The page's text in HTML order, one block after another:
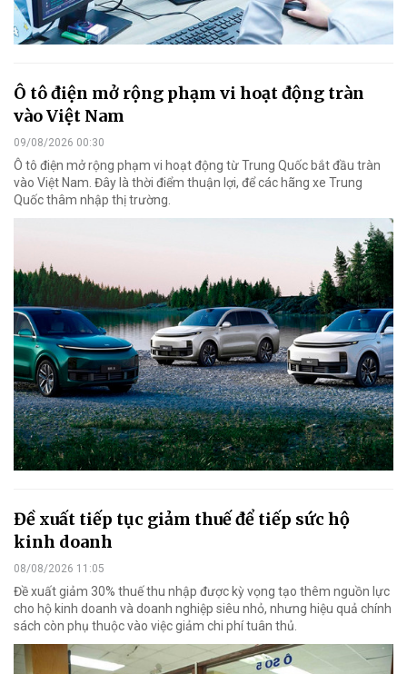
Ô tô điện mở rộng phạm vi hoạt động tràn
vào Việt Nam
09/08/2026 00:30
Ô tô điện mở rộng phạm vi hoạt động từ Trung Quốc bắt đầu tràn
vào Việt Nam. Đây là thời điểm thuận lợi, để các hãng xe Trung
Quốc thâm nhập thị trường.
Đề xuất tiếp tục giảm thuế để tiếp sức hộ
kinh doanh
08/08/2026 11:05
Đề xuất giảm 30% thuế thu nhập được kỳ vọng tạo thêm nguồn lực
cho hộ kinh doanh và doanh nghiệp siêu nhỏ, nhưng hiệu quả chính
sách còn phụ thuộc vào việc giảm chi phí tuân thủ.